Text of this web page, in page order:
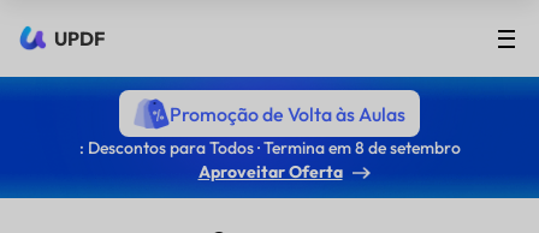
UPDF
Promoção de Volta às Aulas
: Descontos para Todos · Termina em 8 de setembro
Aproveitar Oferta